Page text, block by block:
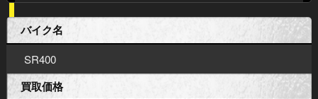
バイク名
SR400
買取価格